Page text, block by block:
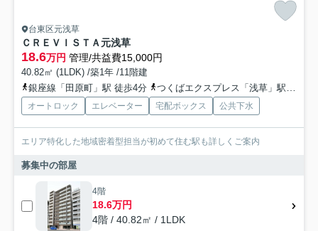
台東区元浅草
ＣＲＥＶＩＳＴＡ元浅草
18.6万円 管理/共益費15,000円
40.82㎡ (1LDK) /築1年 /11階建
銀座線「田原町」駅 徒歩4分
つくばエクスプレス「浅草」駅 徒歩9分
オートロック エレベーター 宅配ボックス 公共下水
エリア特化した地域密着型担当が初めて住む駅も詳しくご案内
募集中の部屋
4階
18.6万円
4階 / 40.82㎡ / 1LDK